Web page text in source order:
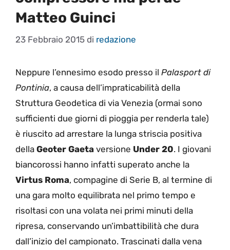
Matteo Guinci
23 Febbraio 2015 di redazione
Neppure l’ennesimo esodo presso il Palasport di
Pontinia, a causa dell’impraticabilità della
Struttura Geodetica di via Venezia (ormai sono
sufficienti due giorni di pioggia per renderla tale)
è riuscito ad arrestare la lunga striscia positiva
della Geoter Gaeta versione Under 20. I giovani
biancorossi hanno infatti superato anche la
Virtus Roma, compagine di Serie B, al termine di
una gara molto equilibrata nel primo tempo e
risoltasi con una volata nei primi minuti della
ripresa, conservando un’imbattibilità che dura
dall’inizio del campionato. Trascinati dalla vena